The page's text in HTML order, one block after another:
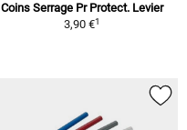
Coins Serrage Pr Protect. Levier
3,90 €1